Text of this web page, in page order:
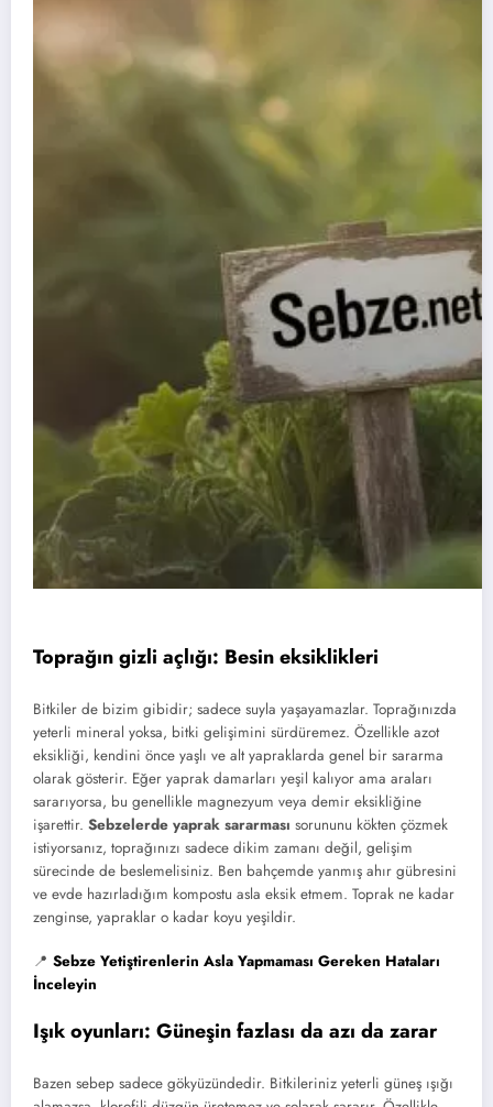
Toprağın gizli açlığı: Besin eksiklikleri
Bitkiler de bizim gibidir; sadece suyla yaşayamazlar. Toprağınızda
yeterli mineral yoksa, bitki gelişimini sürdüremez. Özellikle azot
eksikliği, kendini önce yaşlı ve alt yapraklarda genel bir sararma
olarak gösterir. Eğer yaprak damarları yeşil kalıyor ama araları
sararıyorsa, bu genellikle magnezyum veya demir eksikliğine
işarettir. Sebzelerde yaprak sararması sorununu kökten çözmek
istiyorsanız, toprağınızı sadece dikim zamanı değil, gelişim
sürecinde de beslemelisiniz. Ben bahçemde yanmış ahır gübresini
ve evde hazırladığım kompostu asla eksik etmem. Toprak ne kadar
zenginse, yapraklar o kadar koyu yeşildir.
📍 Sebze Yetiştirenlerin Asla Yapmaması Gereken Hataları
İnceleyin
Işık oyunları: Güneşin fazlası da azı da zarar
Bazen sebep sadece gökyüzündedir. Bitkileriniz yeterli güneş ışığı